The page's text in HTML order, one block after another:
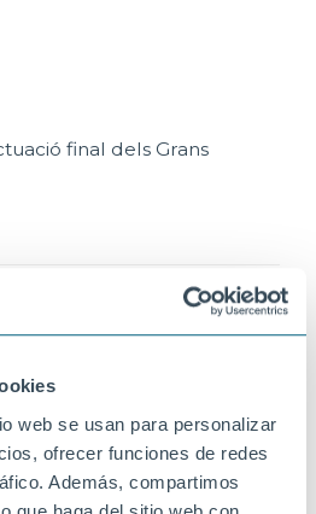
web se usan para personalizar
ofrecer funciones de redes
Además, compartimos
final dels Grans